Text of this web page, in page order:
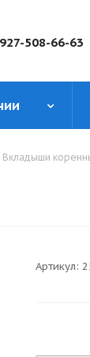
508-66-63
Вкладыши
Артикул: